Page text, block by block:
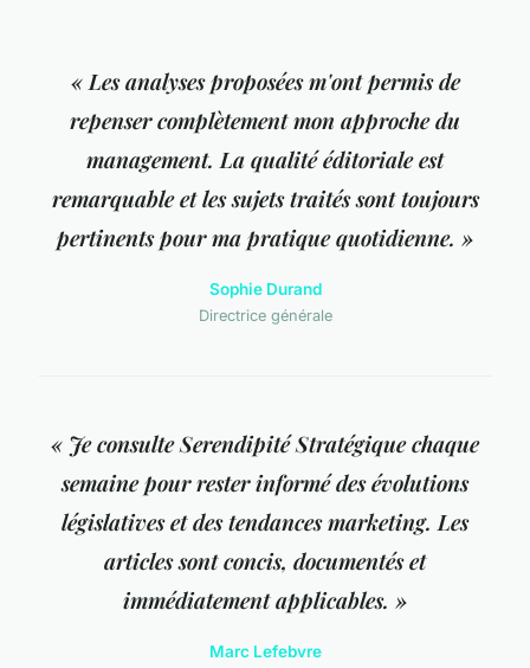
« Les analyses proposées m'ont permis de
repenser complètement mon approche du
management. La qualité éditoriale est
remarquable et les sujets traités sont toujours
pertinents pour ma pratique quotidienne. »
Sophie Durand
Directrice générale
« Je consulte Serendipité Stratégique chaque
semaine pour rester informé des évolutions
législatives et des tendances marketing. Les
articles sont concis, documentés et
immédiatement applicables. »
Marc Lefebvre